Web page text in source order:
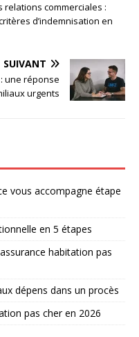
commerciales :
d’indemnisation en
SUIVANT
une réponse
urgents
vous accompagne étape
en 5 étapes
habitation pas
dépens dans un procès
pas cher en 2026